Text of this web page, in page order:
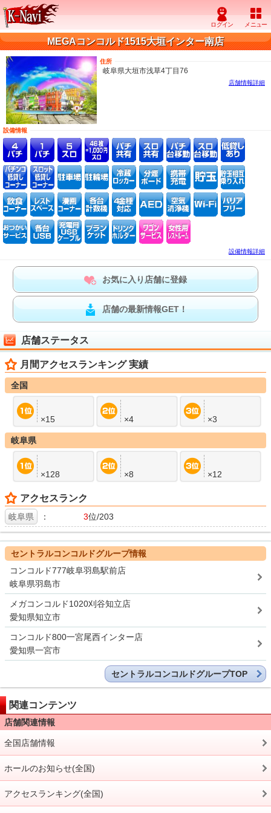
MEGAコンコルド1515大垣インター南店
住所
岐阜県大垣市浅草4丁目76
店舗情報詳細
設備情報
設備情報詳細
お気に入り店舗に登録
店舗の最新情報GET！
店舗ステータス
月間アクセスランキング 実績
全国
×15 ×4 ×3
岐阜県
×128 ×8 ×12
アクセスランク
岐阜県 ： 3位/203
セントラルコンコルドグループ情報
コンコルド777岐阜羽島駅前店
岐阜県羽島市
メガコンコルド1020刈谷知立店
愛知県知立市
コンコルド800一宮尾西インター店
愛知県一宮市
セントラルコンコルドグループTOP
関連コンテンツ
店舗関連情報
全国店舗情報
ホールのお知らせ(全国)
アクセスランキング(全国)